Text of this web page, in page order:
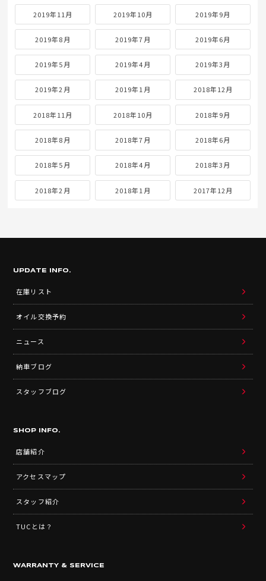
2019年11月 2019年10月 2019年9月
2019年8月 2019年7月 2019年6月
2019年5月 2019年4月 2019年3月
2019年2月 2019年1月 2018年12月
2018年11月 2018年10月 2018年9月
2018年8月 2018年7月 2018年6月
2018年5月 2018年4月 2018年3月
2018年2月 2018年1月 2017年12月
UPDATE INFO.
在庫リスト
オイル交換予約
ニュース
納車ブログ
スタッフブログ
SHOP INFO.
店舗紹介
アクセスマップ
スタッフ紹介
TUCとは？
WARRANTY & SERVICE